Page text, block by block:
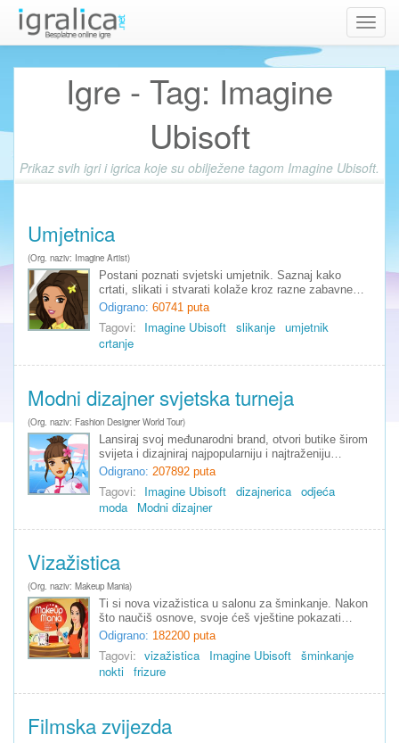
Igre - Tag: Imagine
Ubisoft
Prikaz svih igri i igrica koje su obilježene tagom Imagine Ubisoft.
Umjetnica
(Org. naziv: Imagine Artist)
Postani poznati svjetski umjetnik. Saznaj kako
crtati, slikati i stvarati kolaže kroz razne zabavne…
Odigrano: 60741 puta
Tagovi: Imagine Ubisoft slikanje umjetnik
crtanje
Modni dizajner svjetska turneja
(Org. naziv: Fashion Designer World Tour)
Lansiraj svoj međunarodni brand, otvori butike širom
svijeta i dizajniraj najpopularniju i najtraženiju…
Odigrano: 207892 puta
Tagovi: Imagine Ubisoft dizajnerica odjeća
moda
Modni dizajner
Vizažistica
(Org. naziv: Makeup Mania)
Ti si nova vizažistica u salonu za šminkanje. Nakon
što naučiš osnove, svoje ćeš vještine pokazati…
Odigrano: 182200 puta
Tagovi: vizažistica Imagine Ubisoft šminkanje
nokti frizure
Filmska zvijezda